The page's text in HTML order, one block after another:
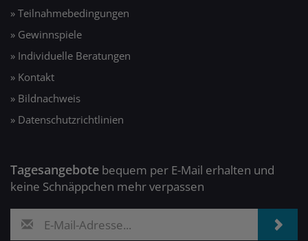
» Teilnahmebedingungen
» Gewinnspiele
» Individuelle Beratungen
» Kontakt
» Bildnachweis
» Datenschutzrichtlinien
Tagesangebote bequem per E-Mail erhalten und
keine Schnäppchen mehr verpassen